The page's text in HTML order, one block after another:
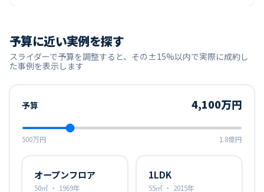
予算に近い実例を探す
スライダーで予算を調整すると、その±15%以内で実際に成約し
た事例を表示します
予算 4,100万円
500万円 1.8億円
オープンフロア
50㎡ ・ 1969年
1LDK
55㎡ ・ 2015年